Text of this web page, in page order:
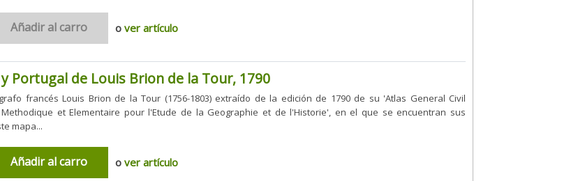
Añadir al carro o ver artículo
Portugal de Louis Brion de la Tour, 1790
francés Louis Brion de la Tour (1756-1803) extraído de la edición de 1790 de su 'Atlas General Civil
et Elementaire pour l'Etude de la Geographie et de l'Historie', en el que se encuentran sus
mapa...
Añadir al carro o ver artículo